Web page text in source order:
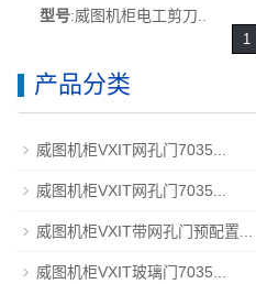
型号:威图机柜电工剪刀..
1
产品分类
威图机柜VXIT网孔门7035...
威图机柜VXIT网孔门7035...
威图机柜VXIT带网孔门预配置...
威图机柜VXIT玻璃门7035...